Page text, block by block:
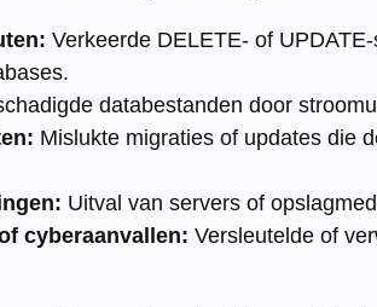
Verkeerde DELETE- of
databestanden door
Mislukte migraties of updates die
Uitval van servers of
cyberaanvallen: Versleutelde of